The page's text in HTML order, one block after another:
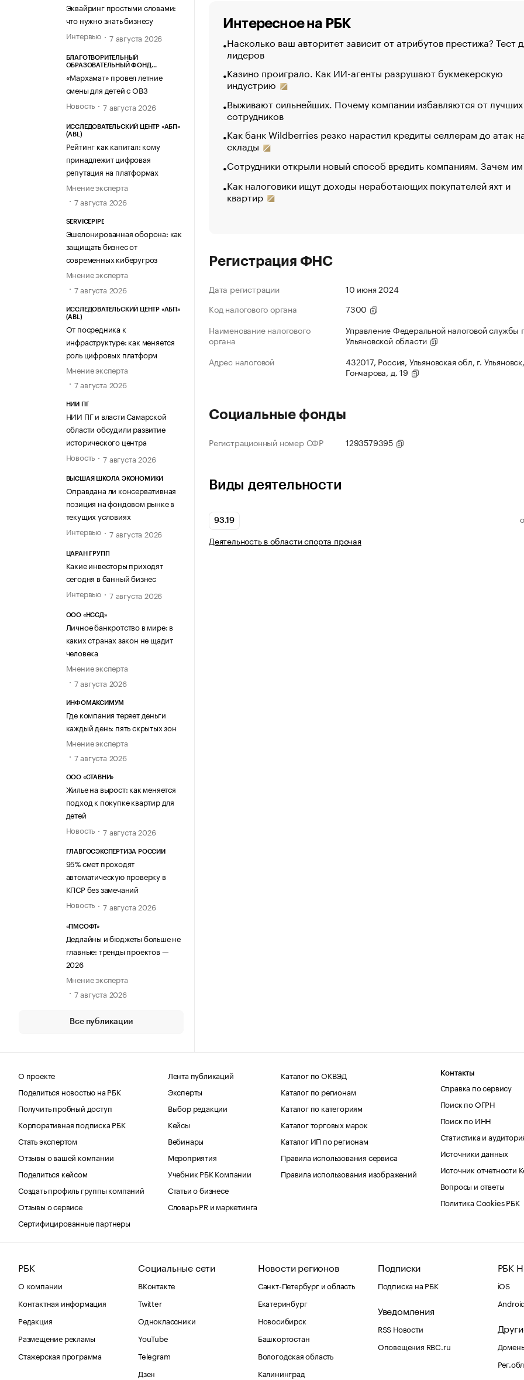
Эквайринг простыми словами:
что нужно знать бизнесу
Интервью
7 августа 2026
БЛАГОТВОРИТЕЛЬНЫЙ
ОБРАЗОВАТЕЛЬНЫЙ ФОНД
«Мархамат» провел летние
смены для детей с ОВЗ
Новость
7 августа 2026
ИССЛЕДОВАТЕЛЬСКИЙ ЦЕНТР «АБП»
(ABL)
Рейтинг как капитал: кому
принадлежит цифровая
репутация на платформах
Мнение эксперта
7 августа 2026
SERVICEPIPE
Эшелонированная оборона: как
защищать бизнес от
современных киберугроз
Мнение эксперта
7 августа 2026
ИССЛЕДОВАТЕЛЬСКИЙ ЦЕНТР «АБП»
(ABL)
От посредника к
инфраструктуре: как меняется
роль цифровых платформ
Мнение эксперта
7 августа 2026
НИИ ПГ
НИИ ПГ и власти Самарской
области обсудили развитие
исторического центра
Новость
7 августа 2026
ВЫСШАЯ ШКОЛА ЭКОНОМИКИ
Оправдана ли консервативная
позиция на фондовом рынке в
текущих условиях
Интервью
7 августа 2026
ЦАРАН ГРУПП
Какие инвесторы приходят
сегодня в банный бизнес
Интервью
7 августа 2026
ООО «НССД»
Личное банкротство в мире: в
каких странах закон не щадит
человека
Мнение эксперта
7 августа 2026
ИНФОМАКСИМУМ
Где компания теряет деньги
каждый день: пять скрытых зон
Мнение эксперта
7 августа 2026
ООО «СТАВНИ»
Жилье на вырост: как меняется
подход к покупке квартир для
детей
Новость
7 августа 2026
ГЛАВГОСЭКСПЕРТИЗА РОССИИ
95% смет проходят
автоматическую проверку в
КПСР без замечаний
Новость
7 августа 2026
«ПМСОФТ»
Дедлайны и бюджеты больше не
главные: тренды проектов —
2026
Мнение эксперта
7 августа 2026
Все публикации
Интересное на РБК
Насколько ваш авторитет зависит от атрибутов престижа? Тест
лидеров
Казино проиграло. Как ИИ-агенты разрушают букмекерскую
индустрию
Выживают сильнейших. Почему компании избавляются от лучших
сотрудников
Как банк Wildberries резко нарастил кредиты селлерам до атак
склады
Сотрудники открыли новый способ вредить компаниям. Зачем
Как налоговики ищут доходы неработающих покупателей яхт и
квартир
Регистрация ФНС
Дата регистрации
10 июня 2024
Код налогового органа
7300
Наименование налогового
органа
Управление Федеральной налоговой службы
Ульяновской области
Адрес налоговой
432017, Россия, Ульяновская обл, г.
Гончарова, д. 19
Социальные фонды
Регистрационный номер СФР 1293579395
Виды деятельности
93.19
Деятельность в области спорта прочая
О проекте
Поделиться новостью на РБК
Получить пробный доступ
Корпоративная подписка РБК
Стать экспертом
Отзывы о вашей компании
Поделиться кейсом
Создать профиль группы компаний
Отзывы о сервисе
Сертифицированные партнеры
Лента публикаций
Эксперты
Выбор редакции
Кейсы
Вебинары
Мероприятия
Учебник РБК Компании
Статьи о бизнесе
Словарь PR и маркетинга
Каталог по ОКВЭД
Каталог по регионам
Каталог по категориям
Каталог торговых марок
Каталог ИП по регионам
Правила использования сервиса
Правила использования изображений
Контакты
Справка по сервису
Поиск по ОГРН
Поиск по ИНН
Статистика и
Источники данных
Источник отчетности
Вопросы и ответы
Политика Cookies РБК
РБК
О компании
Контактная информация
Редакция
Размещение рекламы
Стажерская программа
Социальные сети
ВКонтакте
Twitter
Одноклассники
YouTube
Telegram
Дзен
Новости регионов
Санкт-Петербург и область
Екатеринбург
Новосибирск
Башкортостан
Вологодская область
Калининград
Подписки
Подписка на РБК
Уведомления
RSS Новости
Оповещения RBC.ru
РБК
iOS